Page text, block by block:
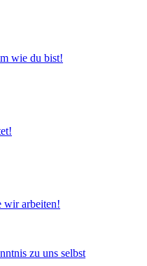
wie du bist!
wir arbeiten!
zu uns selbst